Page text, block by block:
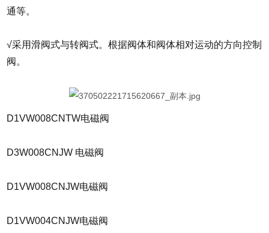
通等。
√采用滑阀式与转阀式。根据阀体和阀体相对运动的方向控制
阀。
D1VW008CNTW电磁阀
D3W008CNJW 电磁阀
D1VW008CNJW电磁阀
D1VW004CNJW电磁阀